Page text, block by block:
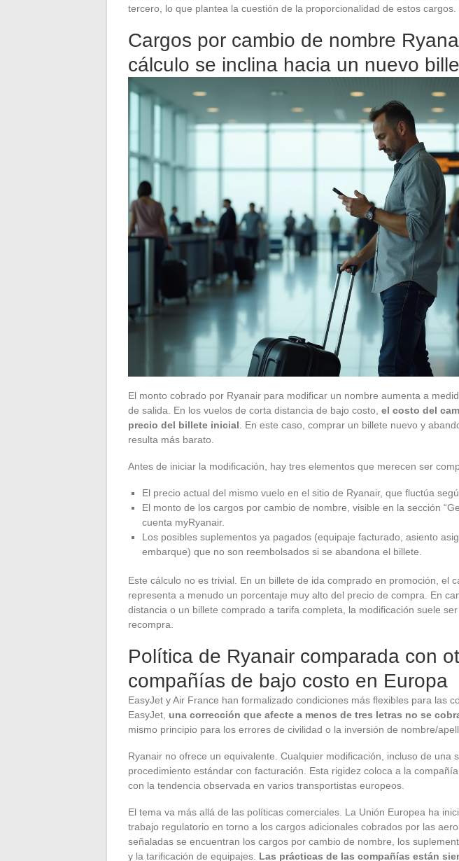
tercero, lo que plantea la cuestión de la proporcionalidad de estos cargos.
Cargos por cambio de nombre
cálculo se inclina hacia un nuevo
El monto cobrado por Ryanair para modificar un nombre aumenta a
de salida. En los vuelos de corta distancia de bajo costo, el costo del
precio del billete inicial . En este caso, comprar un billete nuevo y
resulta más barato.
Antes de iniciar la modificación, hay tres elementos que merecen ser
El precio actual del mismo vuelo en el sitio de Ryanair, que fluctúa
El monto de los cargos por cambio de nombre, visible en la sección
cuenta myRyanair.
Los posibles suplementos ya pagados (equipaje facturado, asiento
embarque) que no son reembolsados si se abandona el billete.
Este cálculo no es trivial. En un billete de ida comprado en promoción, el
representa a menudo un porcentaje muy alto del precio de compra. En
distancia o un billete comprado a tarifa completa, la modificación suele
recompra.
Política de Ryanair comparada con
compañías de bajo costo en Europa
EasyJet y Air France han formalizado condiciones más flexibles para las
EasyJet, una corrección que afecte a menos de tres letras no se
mismo principio para los errores de civilidad o la inversión de nombre/
Ryanair no ofrece un equivalente. Cualquier modificación, incluso de una
procedimiento estándar con facturación. Esta rigidez coloca a la
con la tendencia observada en varios transportistas europeos.
El tema va más allá de las políticas comerciales. La Unión Europea ha
trabajo regulatorio en torno a los cargos adicionales cobrados por las
señaladas se encuentran los cargos por cambio de nombre, los
y la tarificación de equipajes. Las prácticas de las compañías están